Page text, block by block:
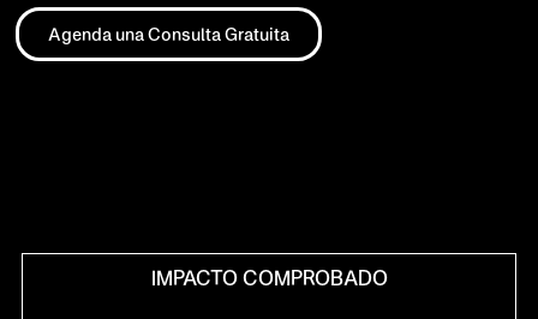
Agenda una Consulta Gratuita
IMPACTO COMPROBADO